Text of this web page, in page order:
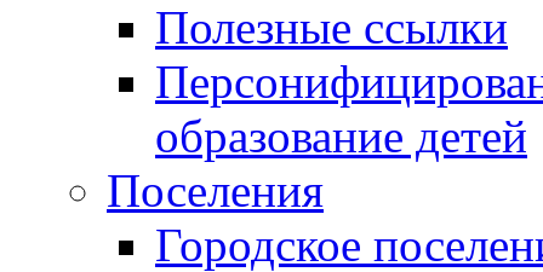
Полезные ссылки
образование детей
Поселения
Городское